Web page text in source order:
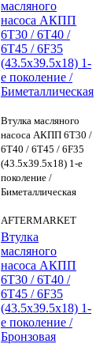
масляного
насоса АКПП
6T30 / 6T40 /
6T45 / 6F35
(43.5х39.5x18) 1-
е поколение /
Биметаллическая
Втулка масляного
насоса АКПП 6T30 /
6T40 / 6T45 / 6F35
(43.5х39.5x18) 1-е
поколение /
Биметаллическая
AFTERMARKET
Втулка
масляного
насоса АКПП
6T30 / 6T40 /
6T45 / 6F35
(43.5х39.5x18) 1-
е поколение /
Бронзовая